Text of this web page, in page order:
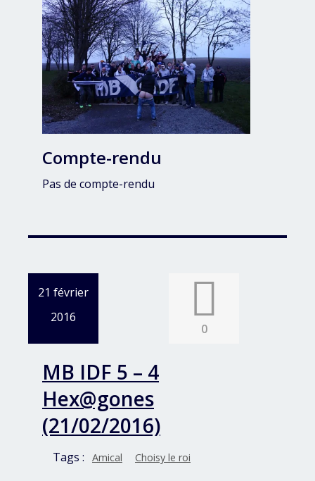
Compte-rendu
Pas de compte-rendu
21 février
2016
0
MB IDF 5 – 4
Hex@gones
(21/02/2016)
Tags : Amical Choisy le roi